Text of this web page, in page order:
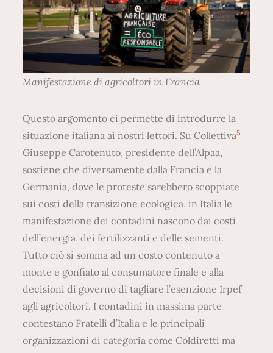
Manifestazione di agricoltori in Francia
Questo argomento ci permette di introdurre la
situazione italiana ai nostri lettori. Su Collettiva5
Giuseppe Carotenuto, presidente dell’Alpaa,
sostiene che diversamente dalla Francia e la
Germania, dove le proteste sarebbero scoppiate
sui costi della transizione ecologica, in Italia le
manifestazione dei contadini nascono dai costi
dell’energia, dei fertilizzanti e delle sementi.
Tutto ciò si somma ad un costo contenuto a
monte e gonfiato al consumatore finale e alla
decisioni di governo di tagliare l’esenzione Irpef
agli agricoltori. I contadini in massima parte
contestano Fratelli d’Italia e le principali
organizzazioni di categoria come Coldiretti ma